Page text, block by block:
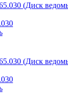
(Диск
(Диск